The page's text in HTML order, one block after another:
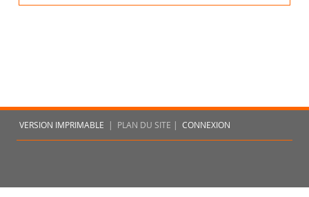
VERSION IMPRIMABLE | PLAN DU SITE | CONNEXION